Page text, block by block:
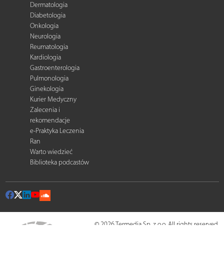
Dermatologia
Diabetologia
Onkologia
Neurologia
Reumatologia
Kardiologia
Gastroenterologia
Pulmonologia
Ginekologia
Kurier Medyczny
Zalecenia i
rekomendacje
e-Praktyka Leczenia
Ran
Warto wiedzieć
Biblioteka podcastów
© 2026 Termedia Sp. z o.o. All rights reserved.